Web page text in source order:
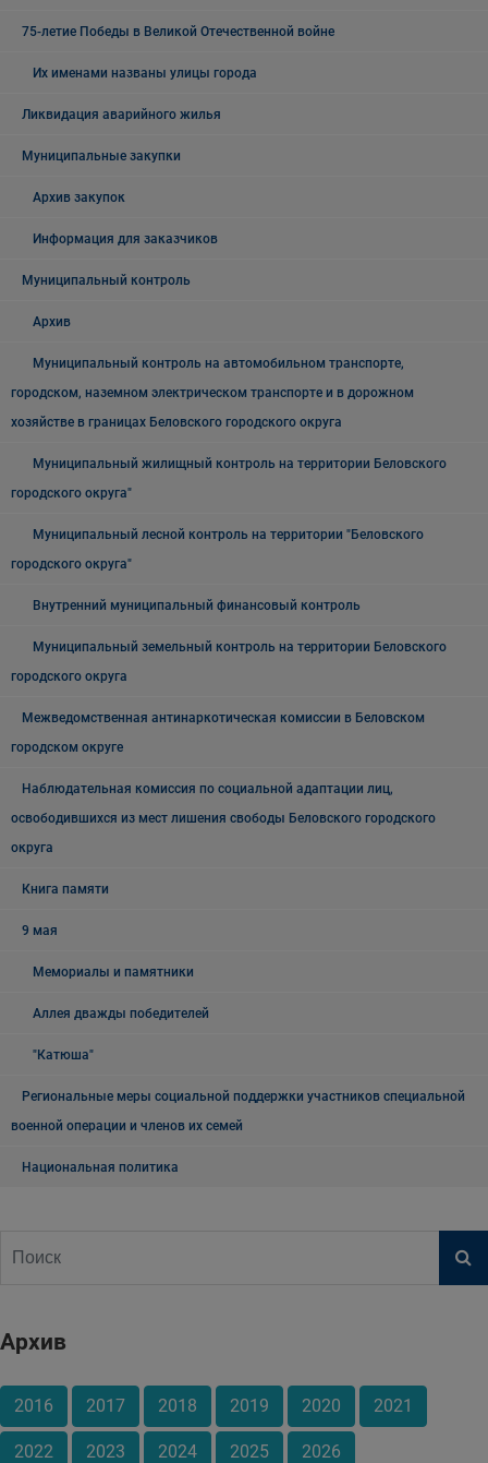
75-летие Победы в Великой Отечественной войне
Их именами названы улицы города
Ликвидация аварийного жилья
Муниципальные закупки
Архив закупок
Информация для заказчиков
Муниципальный контроль
Архив
Муниципальный контроль на автомобильном транспорте,
городском, наземном электрическом транспорте и в дорожном
хозяйстве в границах Беловского городского округа
Муниципальный жилищный контроль на территории Беловского
городского округа"
Муниципальный лесной контроль на территории "Беловского
городского округа"
Внутренний муниципальный финансовый контроль
Муниципальный земельный контроль на территории Беловского
городского округа
Межведомственная антинаркотическая комиссии в Беловском
городском округе
Наблюдательная комиссия по социальной адаптации лиц,
освободившихся из мест лишения свободы Беловского городского
округа
Книга памяти
9 мая
Мемориалы и памятники
Аллея дважды победителей
"Катюша"
Региональные меры социальной поддержки участников специальной
военной операции и членов их семей
Национальная политика
Архив
2016 2017 2018 2019 2020 2021
2022 2023 2024 2025 2026